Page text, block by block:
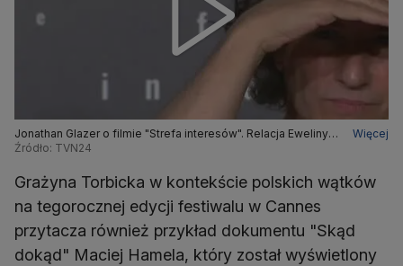
Jonathan Glazer o filmie "Strefa interesów". Relacja Eweliny
Witenberg z Festiwalu Filmowego w Cannes
Więcej
Źródło: TVN24
Grażyna Torbicka w kontekście polskich wątków
na tegorocznej edycji festiwalu w Cannes
przytacza również przykład dokumentu "Skąd
dokąd" Maciej Hamela, który został wyświetlony